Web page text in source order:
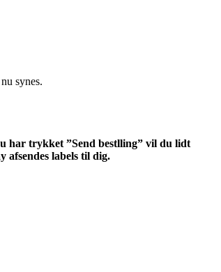
synes.
har trykket ”Send bestlling” vil du lidt
afsendes labels til dig.